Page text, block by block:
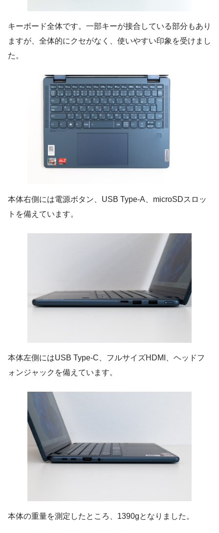
キーボード全体です。一部キーが接合している部分もあり
ますが、全体的にクセがなく、使いやすい印象を受けまし
た。
本体右側には電源ボタン、USB Type-A、microSDスロッ
トを備えています。
本体左側にはUSB Type-C、フルサイズHDMI、ヘッドフ
ォンジャックを備えています。
本体の重量を測定したところ、1390gとなりました。